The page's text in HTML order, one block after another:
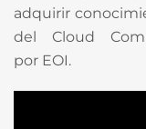
adquirir
del Cloud
por EOI.